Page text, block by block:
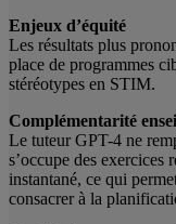
Enjeux d’équité
Les résultats plus
place de programmes
stéréotypes en STIM.
Complémentarité
Le tuteur GPT-4 ne
s’occupe des
instantané, ce qui
consacrer à la